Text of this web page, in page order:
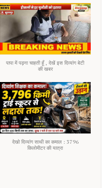
पापा में पढ़ना चाहती हूँ , देखें इस दिव्यांग बेटी
की खबर
देखो दिव्यांग साथी का कमाल : 3796
किलोमीटर की यात्रा